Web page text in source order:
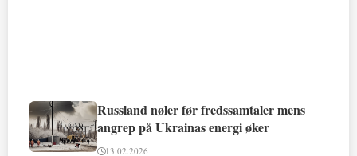
Russland nøler før fredssamtaler mens
angrep på Ukrainas energi øker
13.02.2026